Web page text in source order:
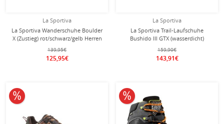
La Sportiva
La Sportiva Wanderschuhe Boulder
X (Zustieg) rot/schwarz/gelb Herren
139,95€
125,95€
La Sportiva
La Sportiva Trail-Laufschuhe
Bushido III GTX (wasserdicht)
rot/pink Damen
159,90€
143,91€
10% reduziert 10% reduziert